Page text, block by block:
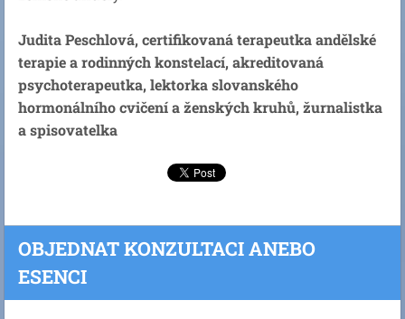
Judita Peschlová, certifikovaná terapeutka andělské
terapie a rodinných konstelací, akreditovaná
psychoterapeutka, lektorka slovanského
hormonálního cvičení a ženských kruhů, žurnalistka
a spisovatelka
OBJEDNAT KONZULTACI ANEBO
ESENCI